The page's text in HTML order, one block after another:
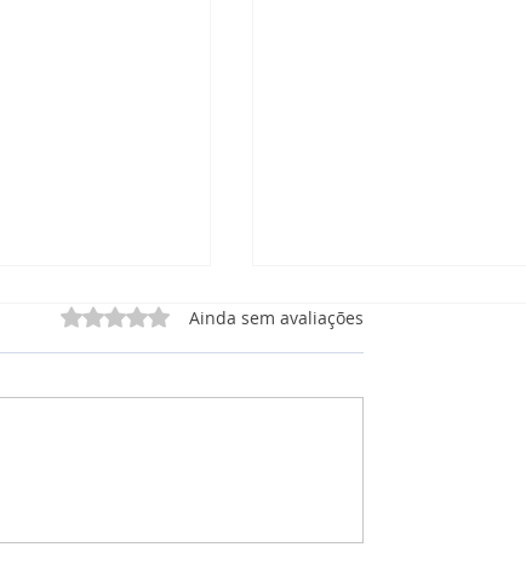
e
está incluso no Painel de
Avaliado com 0 de 5 estrelas.
Ainda sem avaliações